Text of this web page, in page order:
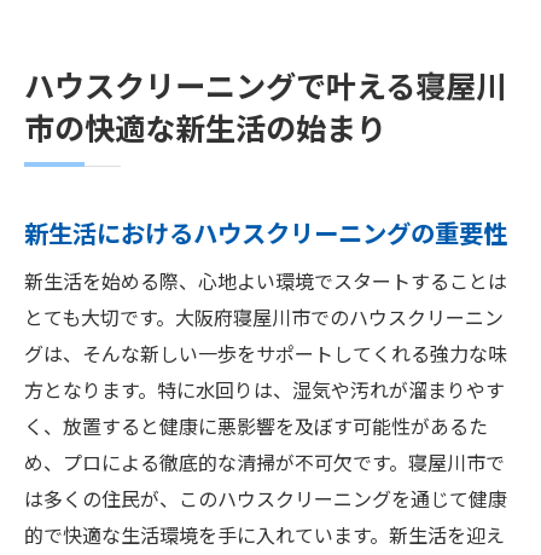
せるコツ
清潔な環境でストレスフリーな生活を
ハウスクリーニングで健康的な生活を実現
プロによる寝屋川市ハウスクリーニングで水回
りもピカピカに
水回りの清掃がもたらす快適さ
プロの手による水回りの徹底掃除
寝屋川市の特におすすめの水回り清掃サー
ビス
水回り掃除で見落としがちなポイント
ピカピカな水回りを維持する方法
プロの技術で水回りの隅々まで綺麗に
ハウスクリーニングで叶える寝屋川
市の快適な新生活の始まり
新生活におけるハウスクリーニングの重要性
新生活を始める際、心地よい環境でスタートすることは
とても大切です。大阪府寝屋川市でのハウスクリーニン
グは、そんな新しい一歩をサポートしてくれる強力な味
方となります。特に水回りは、湿気や汚れが溜まりやす
く、放置すると健康に悪影響を及ぼす可能性があるた
め、プロによる徹底的な清掃が不可欠です。寝屋川市で
は多くの住民が、このハウスクリーニングを通じて健康
的で快適な生活環境を手に入れています。新生活を迎え